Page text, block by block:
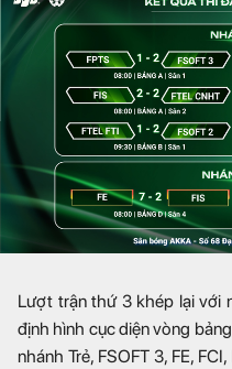
Lượt trận thứ 3 khép lại với
định hình cục diện vòng
nhánh Trẻ, FSOFT 3, FE,